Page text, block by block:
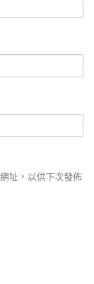
址，以供下次發佈